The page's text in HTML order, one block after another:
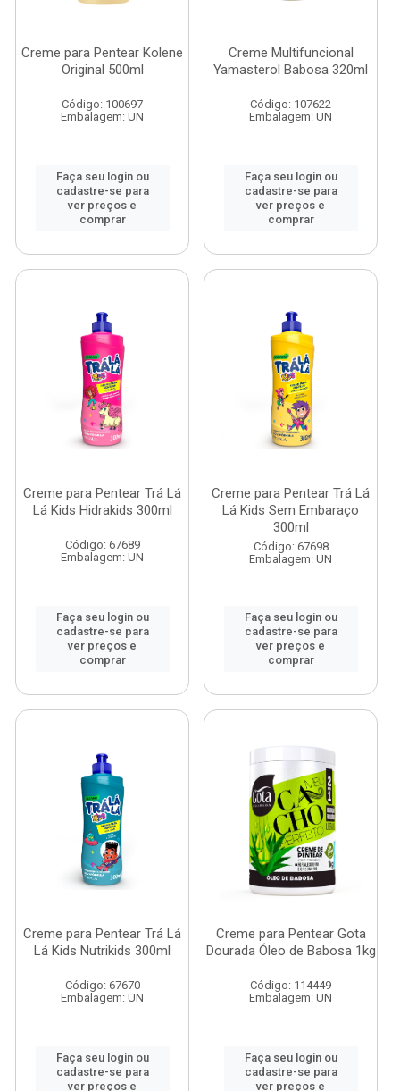
Creme para Pentear Kolene
Original 500ml
Código: 100697
Embalagem: UN
Faça seu login ou
cadastre-se para
ver preços e
comprar
Creme Multifuncional
Yamasterol Babosa 320ml
Código: 107622
Embalagem: UN
Faça seu login ou
cadastre-se para
ver preços e
comprar
Creme para Pentear Trá Lá
Lá Kids Hidrakids 300ml
Código: 67689
Embalagem: UN
Faça seu login ou
cadastre-se para
ver preços e
comprar
Creme para Pentear Trá Lá
Lá Kids Sem Embaraço
300ml
Código: 67698
Embalagem: UN
Faça seu login ou
cadastre-se para
ver preços e
comprar
Creme para Pentear Trá Lá
Lá Kids Nutrikids 300ml
Código: 67670
Embalagem: UN
Faça seu login ou
cadastre-se para
ver preços e
Creme para Pentear Gota
Dourada Óleo de Babosa 1kg
Código: 114449
Embalagem: UN
Faça seu login ou
cadastre-se para
ver preços e